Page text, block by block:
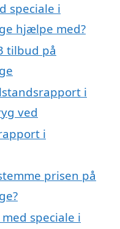
speciale i
hjælpe med?
tilbud på
i
ved
i
prisen på
speciale i